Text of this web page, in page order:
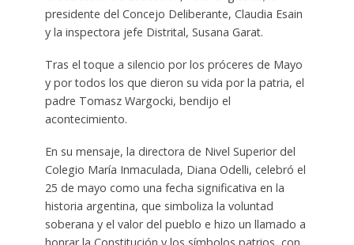
presidente del Concejo Deliberante, Claudia Esain
y la inspectora jefe Distrital, Susana Garat.
Tras el toque a silencio por los próceres de Mayo
y por todos los que dieron su vida por la patria, el
padre Tomasz Wargocki, bendijo el
acontecimiento.
En su mensaje, la directora de Nivel Superior del
Colegio María Inmaculada, Diana Odelli, celebró el
25 de mayo como una fecha significativa en la
historia argentina, que simboliza la voluntad
soberana y el valor del pueblo e hizo un llamado a
honrar la Constitución y los símbolos patrios, con